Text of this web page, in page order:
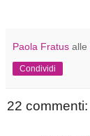
Paola Fratus alle
Condividi
22 commenti: